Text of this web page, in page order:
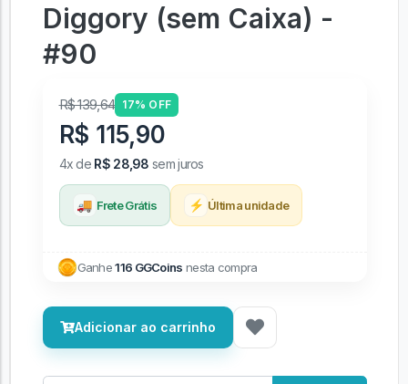
Diggory (sem Caixa) -
#90
R$ 139,64 17% OFF
R$ 115,90
4x de R$ 28,98 sem juros
🚚 Frete Grátis ⚡ Última unidade
Ganhe116 GGCoins nesta compra
Adicionar ao carrinho